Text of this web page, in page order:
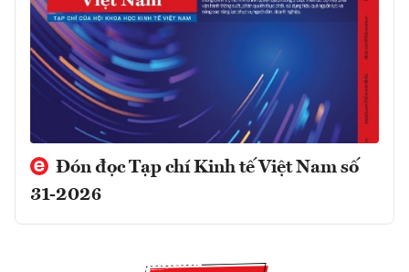
Đón đọc Tạp chí Kinh tế Việt Nam số
31-2026